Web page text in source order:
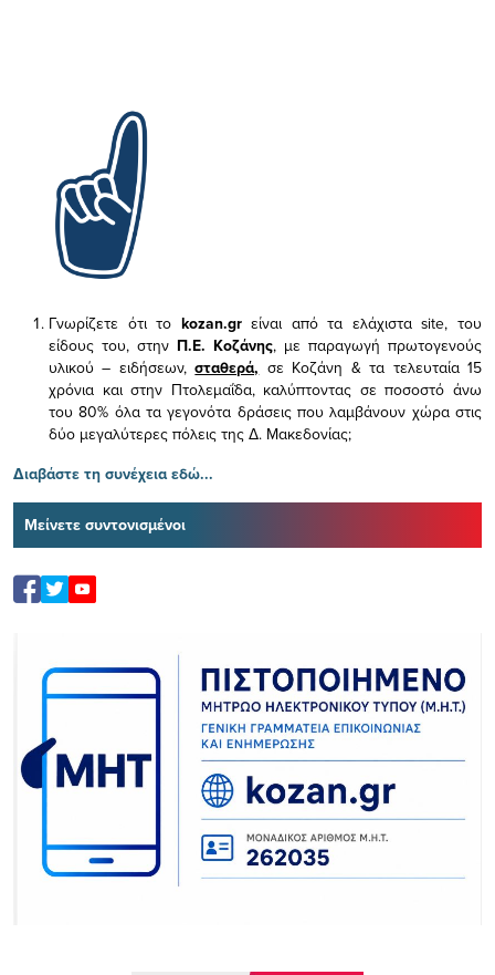
Γνωρίζετε ότι το kozan.gr είναι από τα ελάχισταsite, του
είδους του, στην Π.Ε. Κοζάνης, με παραγωγή πρωτογενούς
υλικού – ειδήσεων,σταθερά, σε Κοζάνη & τα τελευταία 15
χρόνια και στην Πτολεμαΐδα, καλύπτοντας σε ποσοστό άνω
του 80% όλα τα γεγονότα δράσεις που λαμβάνουν χώρα στις
δύο μεγαλύτερες πόλεις της Δ. Μακεδονίας;
Διαβάστε τη συνέχεια εδώ...
Μείνετε συντονισμένοι